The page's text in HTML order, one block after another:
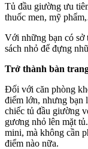
Tủ đầu giường ưu
thuốc men, mỹ
Với những bạn có sở
sách nhỏ để đựng
Trở thành bàn
Đối với căn phòng
điểm lớn, nhưng bạn
chiếc tủ đầu giường
gương nhỏ lên mặt
mini, mà không cần
điểm nào nữa.